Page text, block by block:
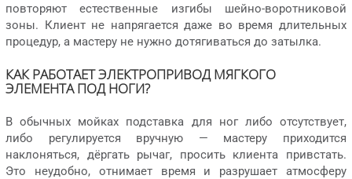
повторяют естественные изгибы шейно-воротниковой
зоны. Клиент не напрягается даже во время длительных
процедур, а мастеру не нужно дотягиваться до затылка.
КАК РАБОТАЕТ ЭЛЕКТРОПРИВОД МЯГКОГО
ЭЛЕМЕНТА ПОД НОГИ?
В обычных мойках подставка для ног либо отсутствует,
либо регулируется вручную — мастеру приходится
наклоняться, дёргать рычаг, просить клиента привстать.
Это неудобно, отнимает время и разрушает атмосферу